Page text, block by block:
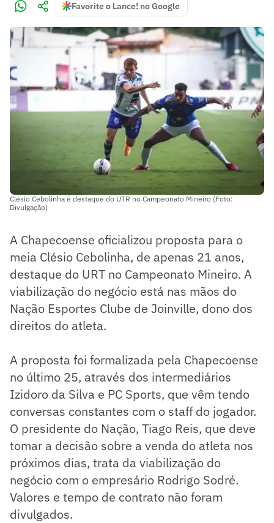
Favorite o Lance! no Google
Clésio Cebolinha é destaque do UTR no Campeonato Mineiro (Foto:
Divulgação)
A Chapecoense oficializou proposta para o
meia Clésio Cebolinha, de apenas 21 anos,
destaque do URT no Campeonato Mineiro. A
viabilização do negócio está nas mãos do
Nação Esportes Clube de Joinville, dono dos
direitos do atleta.
A proposta foi formalizada pela Chapecoense
no último 25, através dos intermediários
Izidoro da Silva e PC Sports, que vêm tendo
conversas constantes com o staff do jogador.
O presidente do Nação, Tiago Reis, que deve
tomar a decisão sobre a venda do atleta nos
próximos dias, trata da viabilização do
negócio com o empresário Rodrigo Sodré.
Valores e tempo de contrato não foram
divulgados.